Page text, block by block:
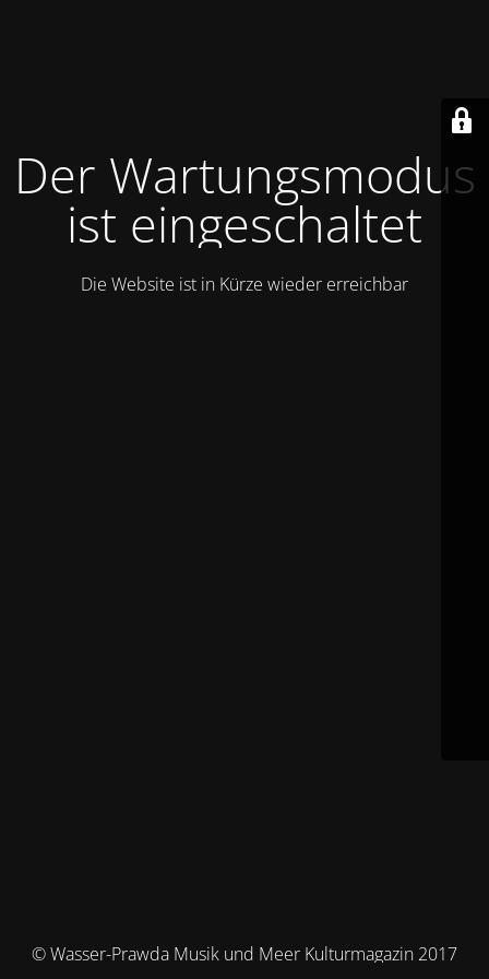
Der Wartungsmodus
ist eingeschaltet
Die Website ist in Kürze wieder erreichbar
© Wasser-Prawda Musik und Meer Kulturmagazin 2017